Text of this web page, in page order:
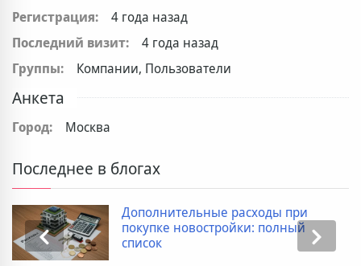
Регистрация:
4 года назад
Последний визит:
4 года назад
Группы:
Компании, Пользователи
Анкета
Город: Москва
Последнее в блогах
Дополнительные расходы при
покупке новостройки: полный
список